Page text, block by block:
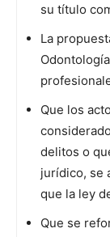
su título
La
Que los
delitos o
jurídico, se
que la ley
Que se